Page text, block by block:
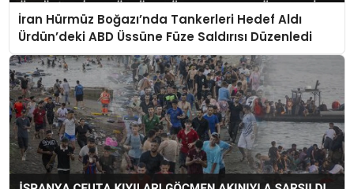
İran Hürmüz Boğazı’nda Tankerleri Hedef Aldı
Ürdün’deki ABD Üssüne Füze Saldırısı Düzenledi